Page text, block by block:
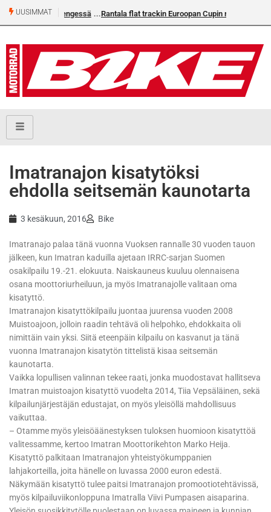
UUSIMMAT Rantala flat trackin Euroopan Cupin mestari
Imatranajon kisatytöksi
ehdolla seitsemän kaunotarta
3 kesäkuun, 2016 Bike
Imatranajo palaa tänä vuonna Vuoksen rannalle 30 vuoden tauon
jälkeen, kun Imatran kaduilla ajetaan IRRC-sarjan Suomen
osakilpailu 19.-21. elokuuta. Naiskauneus kuuluu olennaisena
osana moottoriurheiluun, ja myös Imatranajolle valitaan oma
kisatyttö.
Imatranajon kisatyttökilpailu juontaa juurensa vuoden 2008
Muistoajoon, jolloin raadin tehtävä oli helpohko, ehdokkaita oli
nimittäin vain yksi. Siitä eteenpäin kilpailu on kasvanut ja tänä
vuonna Imatranajon kisatytön tittelistä kisaa seitsemän
kaunotarta.
Vaikka lopullisen valinnan tekee raati, jonka muodostavat hallitseva
Imatran muistoajon kisatyttö vuodelta 2014, Tiia Vepsäläinen, sekä
kilpailunjärjestäjän edustajat, on myös yleisöllä mahdollisuus
vaikuttaa.
– Otamme myös yleisöäänestyksen tuloksen huomioon kisatyttöä
valitessamme, kertoo Imatran Moottorikehton Marko Heija.
Kisatyttö palkitaan Imatranajon yhteistyökumppanien
lahjakorteilla, joita hänelle on luvassa 2000 euron edestä.
Näkymään kisatyttö tulee paitsi Imatranajon promootiotehtävissä,
myös kilpailuviikonloppuna Imatralla Viivi Pumpasen aisaparina.